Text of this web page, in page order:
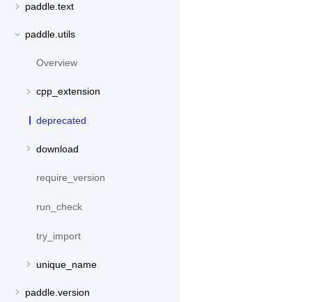
paddle.text
paddle.utils
Overview
cpp_extension
deprecated
download
require_version
run_check
try_import
unique_name
paddle.version